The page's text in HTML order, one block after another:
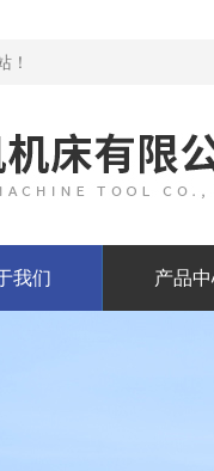
！
我们 产品